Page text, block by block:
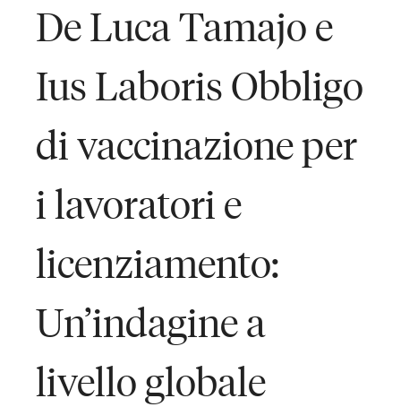
De Luca Tamajo e
Ius Laboris Obbligo
di vaccinazione per
i lavoratori e
licenziamento:
Un’indagine a
livello globale